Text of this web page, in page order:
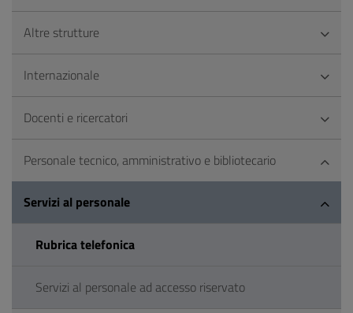
Altre strutture
Internazionale
Docenti e ricercatori
Personale tecnico, amministrativo e bibliotecario
Servizi al personale
Rubrica telefonica
Servizi al personale ad accesso riservato